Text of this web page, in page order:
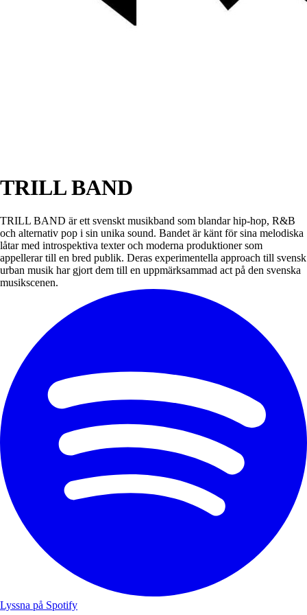
TRILL BAND
TRILL BAND är ett svenskt musikband som blandar hip-hop, R&B
och alternativ pop i sin unika sound. Bandet är känt för sina melodiska
låtar med introspektiva texter och moderna produktioner som
appellerar till en bred publik. Deras experimentella approach till svensk
urban musik har gjort dem till en uppmärksammad act på den svenska
musikscenen.
Lyssna på Spotify